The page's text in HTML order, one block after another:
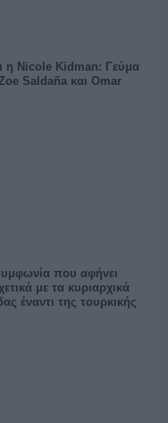
η Nicole Kidman: Γεύμα
Saldaña και Omar
που αφήνει
με τα κυριαρχικά
έναντι της τουρκικής